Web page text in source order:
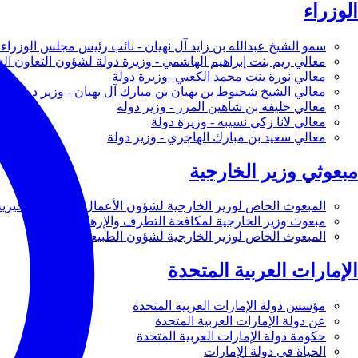
الوزراء
سمو الشيخ عبدالله بن زايد آل نهيان - نائب رئيس مجلس الوزراء
معالي ريم بنت إبراهيم الهاشمي - وزيرة دولة لشؤون التعاون
معالي نورة بنت محمد الكعبي -وزيرة دولة
معالي الشيخ شخبوط بن نهيان بن مبارك آل نهيان - وزير دولة
معالي خليفة بن شاهين المرر - وزير دولة
معالي لانا زكي نسيبه - وزيرة دولة
معالي سعيد بن مبارك الهاجري - وزير دولة
مبعوثي وزير الخارجية
المبعوث الخاص لوزير الخارجية لشؤون الأعمال والأعمال
مبعوث وزير الخارجية لمكافحة التطرف والإرهاب
المبعوث الخاص لوزير الخارجية لشؤون الطبيعة
الإمارات العربية المتحدة
مؤسس دولة الإمارات العربية المتحدة
عن دولة الإمارات العربية المتحدة
حكومة دولة الإمارات العربية المتحدة
الحياة في دولة الإمارات